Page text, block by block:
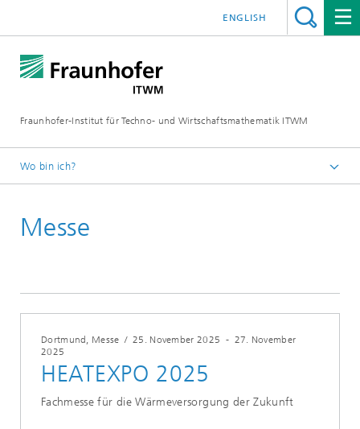
Fraunhofer-Institut für Techno- und Wirtschaftsmathematik ITWM
ENGLISH
Wo bin ich?
Messe
Dortmund, Messe /25. November 2025 - 27. November
2025
HEATEXPO 2025
Fachmesse für die Wärmeversorgung der Zukunft